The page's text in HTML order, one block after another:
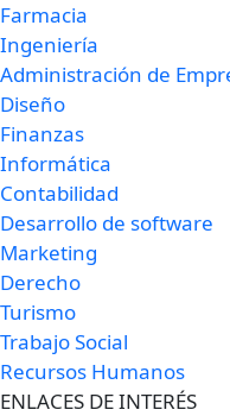
Farmacia
Ingeniería
Administración de
Diseño
Finanzas
Informática
Contabilidad
Desarrollo de software
Marketing
Derecho
Turismo
Trabajo Social
Recursos Humanos
ENLACES DE INTERÉS